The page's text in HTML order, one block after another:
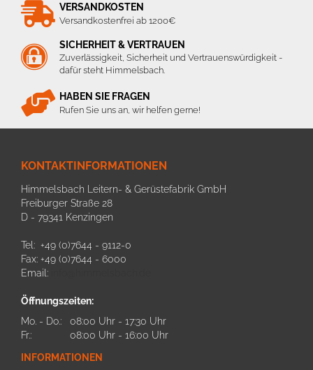
VERSANDKOSTEN
Versandkostenfrei ab 1200€
SICHERHEIT & VERTRAUEN
Zuverlässigkeit, Sicherheit und Vertrauenswürdigkeit -
dafür steht Himmelsbach.
HABEN SIE FRAGEN
Rufen Sie uns an, wir helfen gerne!
KONTAKTINFORMATIONEN
Himmelsbach Leitern- & Gerüstefabrik GmbH
Freiburger Straße 28
D - 79341 Kenzingen
Tel: +49 (0)7644 - 9112-0
Fax: +49 (0)7644 - 6000
Email:
Öffnungszeiten:
Mo. - Do.:
08:00 Uhr - 17:30 Uhr
Fr.:
08:00 Uhr - 16:00 Uhr
INFORMATIONEN